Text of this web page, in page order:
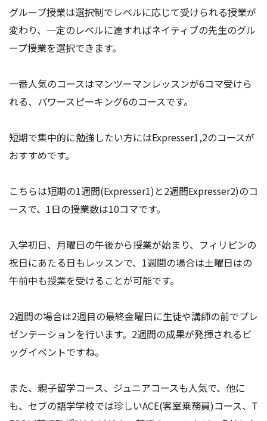
グループ授業は選択制でレベルに応じて受けられる授業が
変わり、一定のレベルに達すればネイティブの先生のグル
ープ授業を選択できます。
一番人気のコースはマンツーマンレッスンが6コマ受けら
れる、パワースピーキング6のコースです。
短期で集中的に勉強したい方にはExpresser1,2のコースが
おすすめです。
こちらは短期の1週間(Expresser1)と2週間Expresser2)のコ
ースで、1日の授業数は10コマです。
入学初日、月曜日の午後から授業が始まり、フィリピンの
祝日にあたる日もレッスンで、1週間の場合は土曜日はの
午前中も授業を受けることが可能です。
2週間の場合は2週目の最終金曜日に生徒や講師の前でプレ
ゼンテーションを行います。2週間の成果が発揮されるビ
ッグイベントですね。
また、親子留学コース、ジュニアコースも人気で、他に
も、セブの語学学校では珍しいACE(客室乗務員)コース、T